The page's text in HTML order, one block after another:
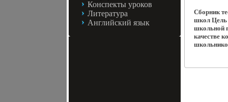
Конспекты уроков
Литература
Английский язык
Сборник
школ Цель
школьной
качестве